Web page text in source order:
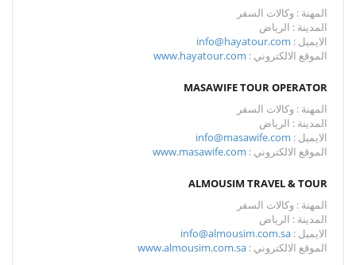
المهنة : وكالات السفر
المدينة : الرياض
الايميل : info@hayatour.com
الموقع الالكتروني : www.hayatour.com
MASAWIFE TOUR OPERATOR
المهنة : وكالات السفر
المدينة : الرياض
الايميل : info@masawife.com
الموقع الالكتروني : www.masawife.com
ALMOUSIM TRAVEL & TOUR
المهنة : وكالات السفر
المدينة : الرياض
الايميل : info@almousim.com.sa
الموقع الالكتروني : www.almousim.com.sa